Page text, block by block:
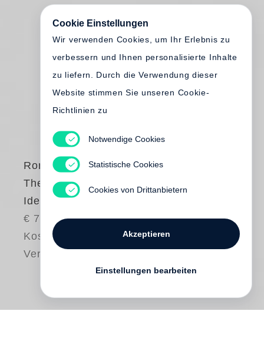
Roni Horn
The Detour of
Identity
€ 75.00
Kostenloser
Versand
Cookie Einstellungen
Wir verwenden Cookies, um Ihr Erlebnis zu
verbessern und Ihnen personalisierte Inhalte
zu liefern. Durch die Verwendung dieser
Website stimmen Sie unseren Cookie-
Richtlinien zu
Notwendige Cookies
Statistische Cookies
Cookies von Drittanbietern
Akzeptieren
Einstellungen bearbeiten